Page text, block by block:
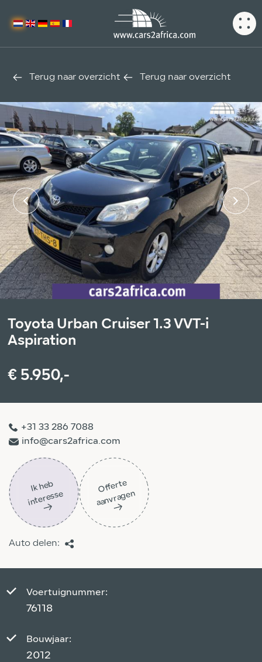
Terug naar overzicht Terug naar overzicht
Toyota Urban Cruiser 1.3 VVT-i
Aspiration
€ 5.950,-
+31 33 286 7088
info@cars2africa.com
Ik
h
e
b
i
nt
er
ess
e
Off
ert
e
aa
n
vra
g
e
n
Auto delen:
Voertuignummer:
76118
Bouwjaar:
2012